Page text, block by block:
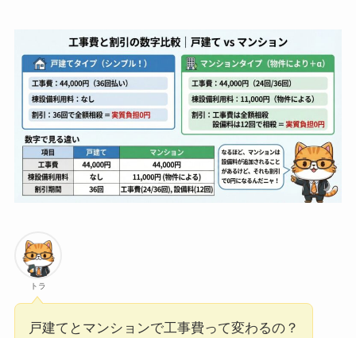
トラ
戸建てとマンションで工事費って変わるの？